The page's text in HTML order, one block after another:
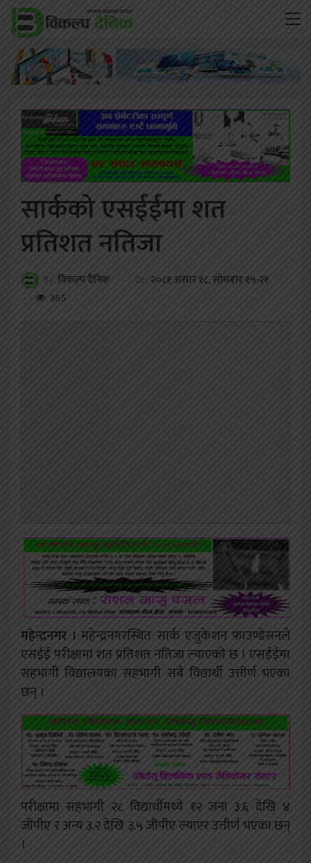
सार्कको एसईईमा शत
प्रतिशत नतिजा
By विकल्प दैनिक On २०८१ असार १८, सोमबार १५:२१
365
महेन्द्रनगर । महेन्द्रनगरस्थित सार्क एजुकेशन फाउण्डेसनले
एसईई परीक्षामा शत प्रतिशत नतिजा ल्याएको छ । एसईईमा
सहभागी विद्यालयका सहभागी सबै विद्यार्थी उत्तीर्ण भएका
छन् ।
परीक्षामा सहभागी २८ विद्यार्थीमध्ये १२ जना ३.६ देखि ४
जीपीए र अन्य ३.२ देखि ३.५ जीपीए ल्याएर उत्तीर्ण भएका छन्
।